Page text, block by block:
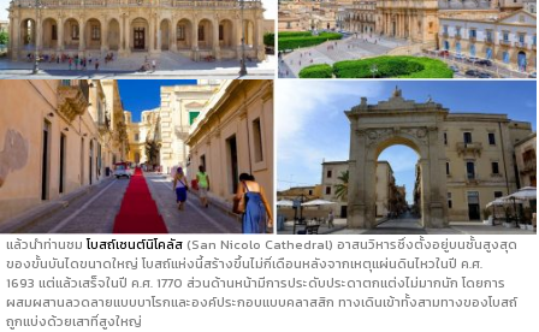
แล้วนำท่านชมโบสถ์เซนต์นิโคลัส (San Nicolo Cathedral) อาสนวิหารซึ่งตั้งอยู่บนชั้นสูงสุด
ของขั้นบันไดขนาดใหญ่ โบสถ์แห่งนี้สร้างขึ้นไม่กี่เดือนหลังจากเหตุแผ่นดินไหวในปี ค.ศ.
1693 แต่แล้วเสร็จในปี ค.ศ. 1770 ส่วนด้านหน้ามีการประดับประดาตกแต่งไม่มากนัก โดยการ
ผสมผสานลวดลายแบบบาโรกและองค์ประกอบแบบคลาสสิก ทางเดินเข้าทั้งสามทางของโบสถ์
ถูกแบ่งด้วยเสาที่สูงใหญ่